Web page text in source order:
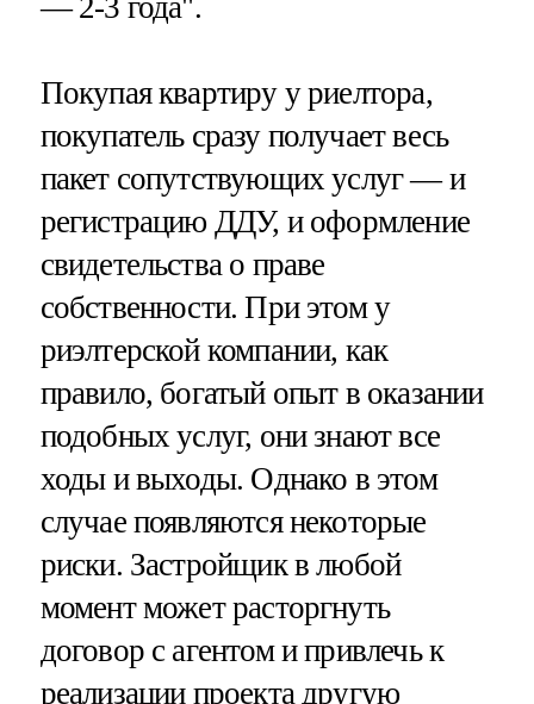
— 2-3 года".
Покупая квартиру у риелтора,
покупатель сразу получает весь
пакет сопутствующих услуг — и
регистрацию ДДУ, и оформление
свидетельства о праве
собственности. При этом у
риэлтерской компании, как
правило, богатый опыт в оказании
подобных услуг, они знают все
ходы и выходы. Однако в этом
случае появляются некоторые
риски. Застройщик в любой
момент может расторгнуть
договор с агентом и привлечь к
реализации проекта другую